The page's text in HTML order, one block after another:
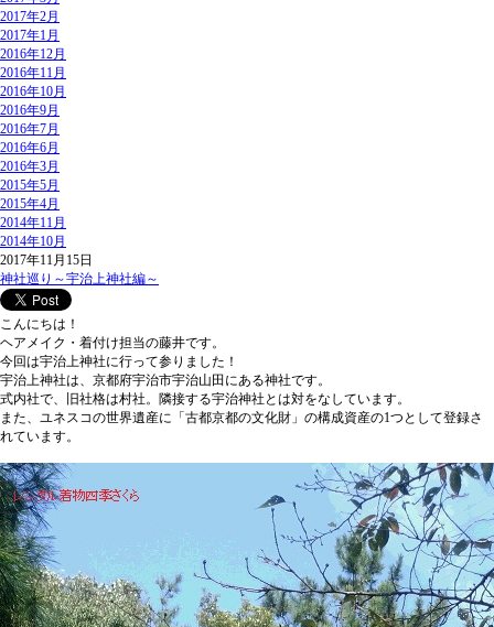
2017年2月
2017年1月
2016年12月
2016年11月
2016年10月
2016年9月
2016年7月
2016年6月
2016年3月
2015年5月
2015年4月
2014年11月
2014年10月
2017年11月15日
神社巡り～宇治上神社編～
こんにちは！
ヘアメイク・着付け担当の藤井です。
今回は宇治上神社に行って参りました！
宇治上神社は、京都府宇治市宇治山田にある神社です。
式内社で、旧社格は村社。隣接する宇治神社とは対をなしています。
また、ユネスコの世界遺産に「古都京都の文化財」の構成資産の1つとして登録さ
れています。